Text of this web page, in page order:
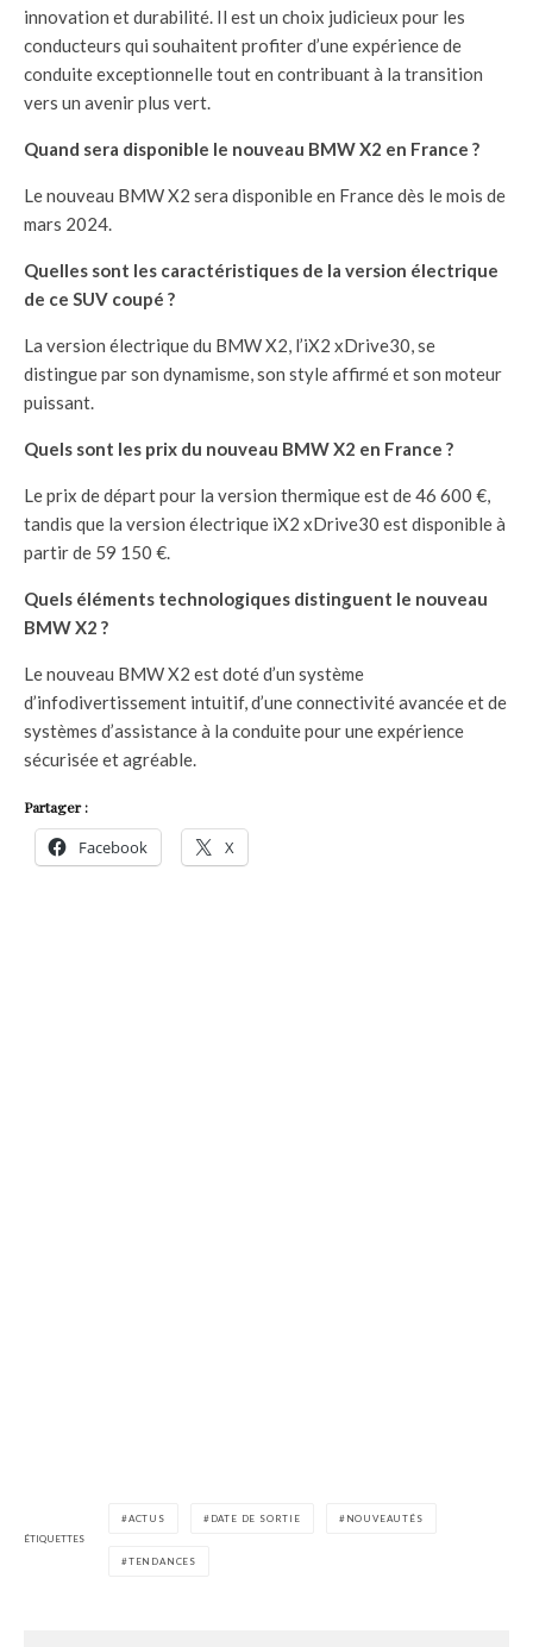
innovation et durabilité. Il est un choix judicieux pour les
conducteurs qui souhaitent profiter d’une expérience de
conduite exceptionnelle tout en contribuant à la transition
vers un avenir plus vert.
Quand sera disponible le nouveau BMW X2 en France ?
Le nouveau BMW X2 sera disponible en France dès le mois de
mars 2024.
Quelles sont les caractéristiques de la version électrique
de ce SUV coupé ?
La version électrique du BMW X2, l’iX2 xDrive30, se
distingue par son dynamisme, son style affirmé et son moteur
puissant.
Quels sont les prix du nouveau BMW X2 en France ?
Le prix de départ pour la version thermique est de 46 600 €,
tandis que la version électrique iX2 xDrive30 est disponible à
partir de 59 150 €.
Quels éléments technologiques distinguent le nouveau
BMW X2 ?
Le nouveau BMW X2 est doté d’un système
d’infodivertissement intuitif, d’une connectivité avancée et de
systèmes d’assistance à la conduite pour une expérience
sécurisée et agréable.
Partager :
Facebook X
ÉTIQUETTES
ACTUS DATE DE SORTIE NOUVEAUTÉS
TENDANCES